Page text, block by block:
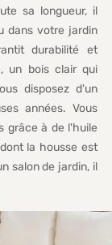
sa longueur, il
dans votre jardin
durabilité et
un bois clair qui
disposez d'un
années. Vous
grâce à de l'huile
la housse est
salon de jardin, il